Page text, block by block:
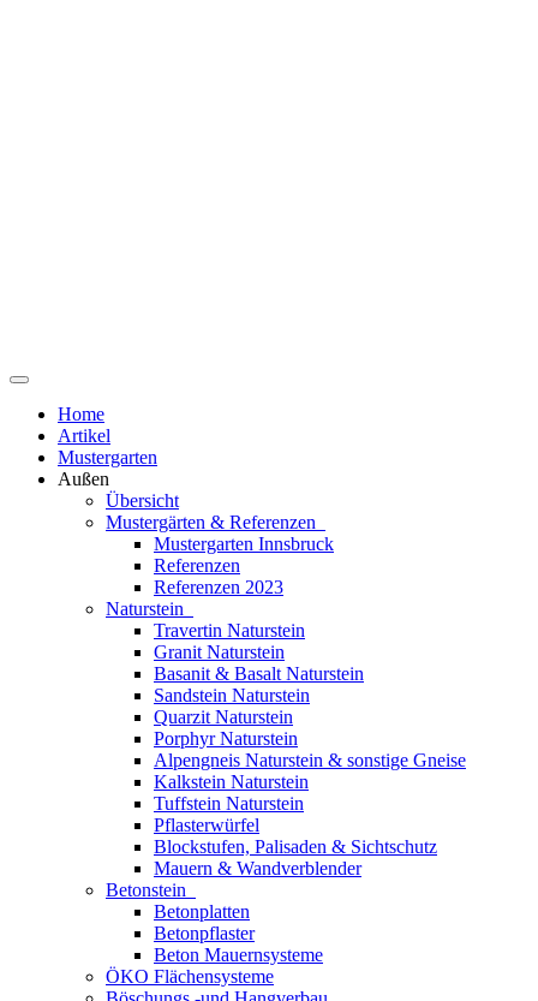
Home
Artikel
Mustergarten
Außen
Übersicht
Mustergärten & Referenzen
Mustergarten Innsbruck
Referenzen
Referenzen 2023
Naturstein
Travertin Naturstein
Granit Naturstein
Basanit & Basalt Naturstein
Sandstein Naturstein
Quarzit Naturstein
Porphyr Naturstein
Alpengneis Naturstein & sonstige Gneise
Kalkstein Naturstein
Tuffstein Naturstein
Pflasterwürfel
Blockstufen, Palisaden & Sichtschutz
Mauern & Wandverblender
Betonstein
Betonplatten
Betonpflaster
Beton Mauernsysteme
ÖKO Flächensysteme